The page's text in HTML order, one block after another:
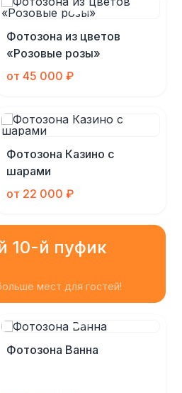
Фотозона из цветов
«Розовые розы»
от 45 000 ₽
Фотозона Казино с
шарами
от 22 000 ₽
10-й пуфик
мест для гостей!
Фотозона Ванна